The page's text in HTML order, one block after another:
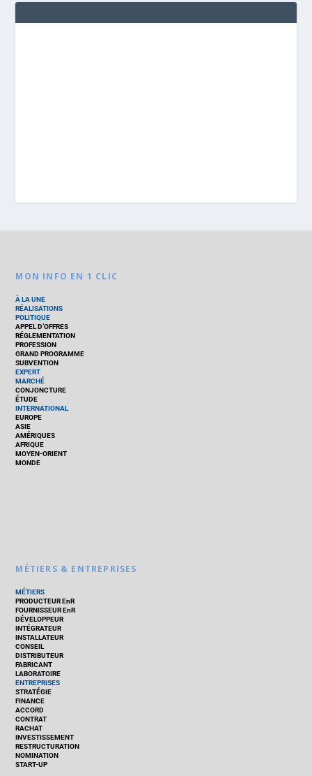
MON INFO EN 1 CLIC
À LA UNE
RÉALISATIONS
POLITIQUE
APPEL D’OFFRES
RÉGLEMENTATION
PROFESSION
GRAND PROGRAMME
SUBVENTION
EXPERT
MARCHÉ
CONJONCTURE
ÉTUDE
INTERNATIONAL
EUROPE
ASIE
AMÉRIQUES
AFRIQUE
MOYEN-ORIENT
MONDE
MÉTIERS & ENTREPRISES
MÉTIERS
PRODUCTEUR EnR
FOURNISSEUR EnR
DÉVELOPPEUR
INTÉGRATEUR
INSTALLATEUR
CONSEIL
DISTRIBUTEUR
FABRICANT
LABORATOIRE
ENTREPRISES
STRATÉGIE
FINANCE
ACCORD
CONTRAT
RACHAT
INVESTISSEMENT
RESTRUCTURATION
NOMINATION
START-UP